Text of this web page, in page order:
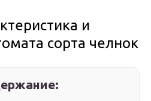
и
сорта челнок